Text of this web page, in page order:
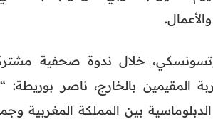
خلال ندوة صحفية
المقيمين بالخارج، ناصر
الدبلوماسية بين المملكة المغربية